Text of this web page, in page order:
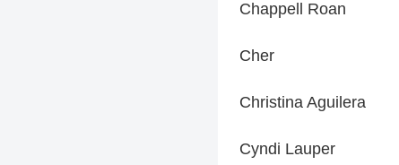
Chappell Roan
Cher
Christina Aguilera
Cyndi Lauper